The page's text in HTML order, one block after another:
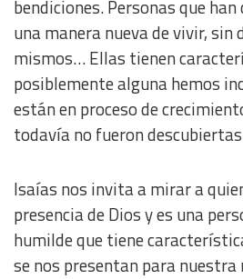
bendiciones. Personas que
una manera nueva de vivir, sin
mismos… Ellas tienen
posiblemente alguna hemos
están en proceso de
todavía no fueron
Isaías nos invita a mirar a
presencia de Dios y es una
humilde que tiene
se nos presentan para